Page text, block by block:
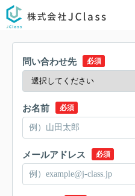
問い合わせ先 必須
お名前 必須
メールアドレス 必須